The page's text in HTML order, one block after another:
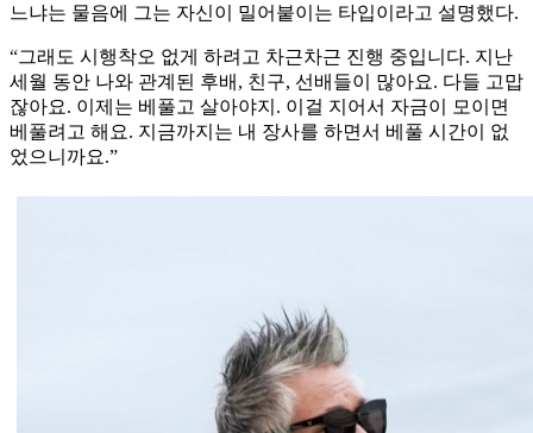
느냐는 물음에 그는 자신이 밀어붙이는 타입이라고 설명했다.
“그래도 시행착오 없게 하려고 차근차근 진행 중입니다. 지난
세월 동안 나와 관계된 후배, 친구, 선배들이 많아요. 다들 고맙
잖아요. 이제는 베풀고 살아야지. 이걸 지어서 자금이 모이면
베풀려고 해요. 지금까지는 내 장사를 하면서 베풀 시간이 없
었으니까요.”